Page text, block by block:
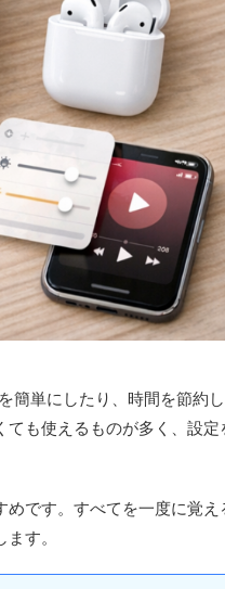
単にしたり、時間を節約し
も使えるものが多く、設定
です。すべてを一度に覚え
す。